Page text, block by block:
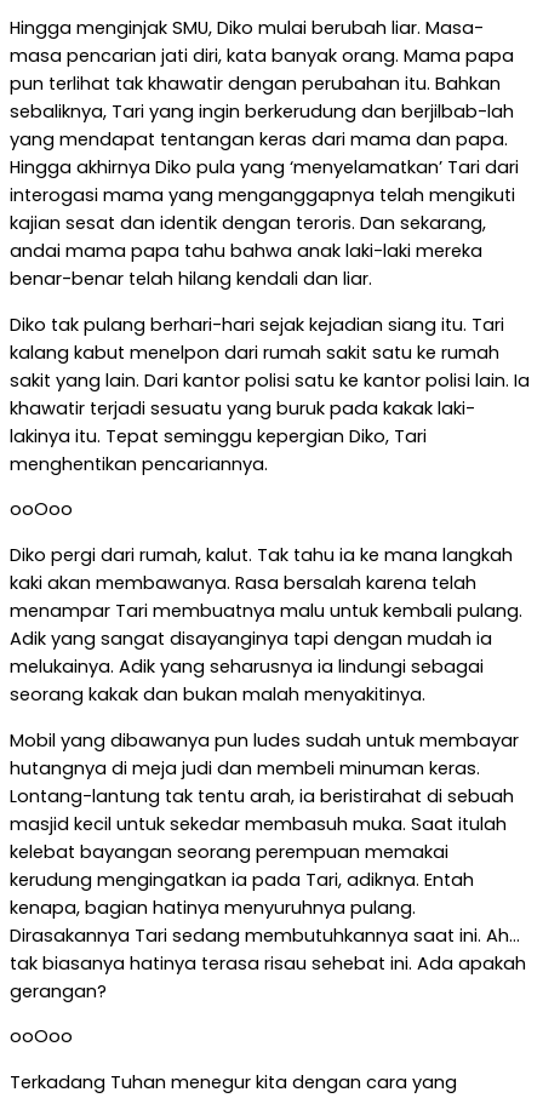
Hingga menginjak SMU, Diko mulai berubah liar. Masa-
masa pencarian jati diri, kata banyak orang. Mama papa
pun terlihat tak khawatir dengan perubahan itu. Bahkan
sebaliknya, Tari yang ingin berkerudung dan berjilbab-lah
yang mendapat tentangan keras dari mama dan papa.
Hingga akhirnya Diko pula yang ‘menyelamatkan’ Tari dari
interogasi mama yang menganggapnya telah mengikuti
kajian sesat dan identik dengan teroris. Dan sekarang,
andai mama papa tahu bahwa anak laki-laki mereka
benar-benar telah hilang kendali dan liar.
Diko tak pulang berhari-hari sejak kejadian siang itu. Tari
kalang kabut menelpon dari rumah sakit satu ke rumah
sakit yang lain. Dari kantor polisi satu ke kantor polisi lain. Ia
khawatir terjadi sesuatu yang buruk pada kakak laki-
lakinya itu. Tepat seminggu kepergian Diko, Tari
menghentikan pencariannya.
ooOoo
Diko pergi dari rumah, kalut. Tak tahu ia ke mana langkah
kaki akan membawanya. Rasa bersalah karena telah
menampar Tari membuatnya malu untuk kembali pulang.
Adik yang sangat disayanginya tapi dengan mudah ia
melukainya. Adik yang seharusnya ia lindungi sebagai
seorang kakak dan bukan malah menyakitinya.
Mobil yang dibawanya pun ludes sudah untuk membayar
hutangnya di meja judi dan membeli minuman keras.
Lontang-lantung tak tentu arah, ia beristirahat di sebuah
masjid kecil untuk sekedar membasuh muka. Saat itulah
kelebat bayangan seorang perempuan memakai
kerudung mengingatkan ia pada Tari, adiknya. Entah
kenapa, bagian hatinya menyuruhnya pulang.
Dirasakannya Tari sedang membutuhkannya saat ini. Ah…
tak biasanya hatinya terasa risau sehebat ini. Ada apakah
gerangan?
ooOoo
Terkadang Tuhan menegur kita dengan cara yang